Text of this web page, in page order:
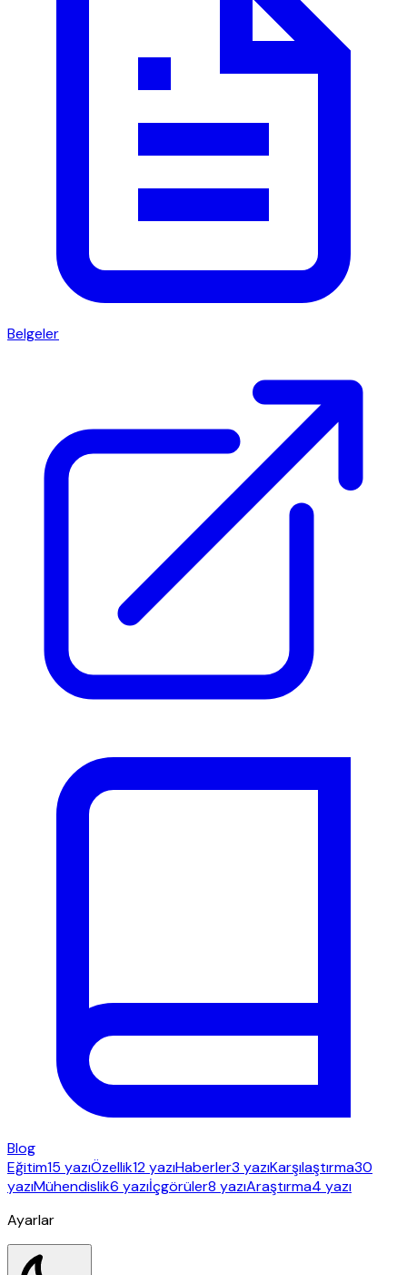
Belgeler
Blog
Eğitim15 yazıÖzellik12 yazıHaberler3 yazıKarşılaştırma30
yazıMühendislik6 yazıİçgörüler8 yazıAraştırma4 yazı
Ayarlar